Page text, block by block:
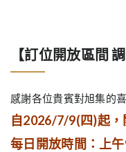
【訂位開放區間
感謝各位貴賓對旭集的喜
自2026/7/9(四)起，
每日開放時間：
上